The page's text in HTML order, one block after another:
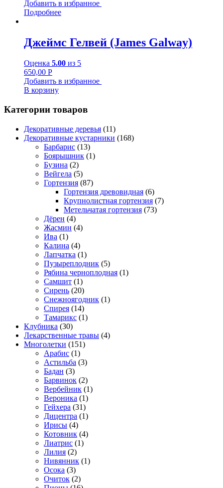
Добавить в избранное
Подробнее
Джеймс Гелвей (James Galway)
Оценка 5.00 из 5
650,00 Р
Добавить в избранное
В корзину
Категории товаров
Декоративные деревья (11)
Декоративные кустарники (168)
Барбарис (13)
Боярышник (1)
Бузина (2)
Вейгела (5)
Гортензия (87)
Гортензия древовидная (6)
Крупнолистная гортензия (7)
Метельчатая гортензия (73)
Дёрен (4)
Жасмин (4)
Ива (1)
Калина (4)
Лапчатка (1)
Пузыреплодник (5)
Рябина черноплодная (1)
Самшит (1)
Сирень (20)
Снежноягодник (1)
Спирея (14)
Тамарикс (1)
Клубника (30)
Лекарственные травы (4)
Многолетки (151)
Арабис (1)
Астильба (3)
Бадан (3)
Барвинок (2)
Вербейник (1)
Вероника (1)
Гейхера (31)
Дицентра (1)
Ирисы (4)
Котовник (4)
Лиатрис (1)
Лилия (2)
Нивянник (1)
Осока (3)
Очиток (2)